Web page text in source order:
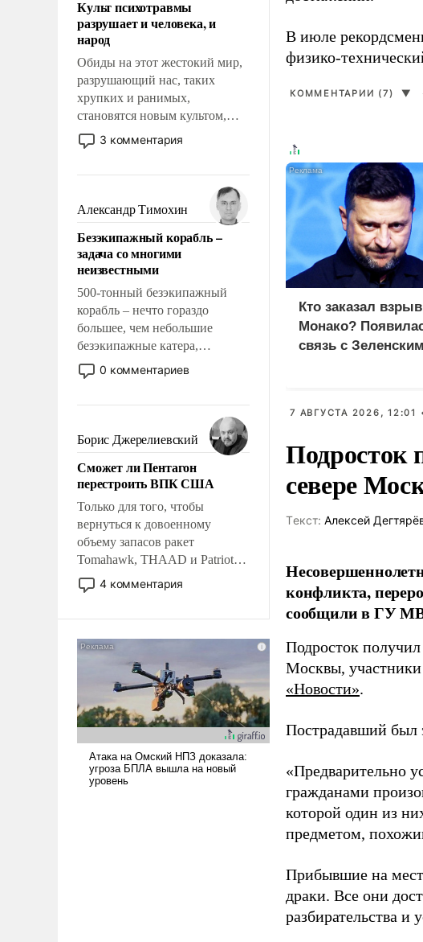
Культ психотравмы
разрушает и человека, и
народ
Обиды на этот жестокий мир,
разрушающий нас, таких
хрупких и ранимых,
становятся новым культом,
постепенно вытесняя и
отменяя традиционное
мужественным и твердым под
ударами судьбы, брать на себя
ответственность, помогать
слабым, идти вперед и
адаптироваться.
3 комментария
Александр Тимохин
Безэкипажный корабль –
задача со многими
неизвестными
500-тонный безэкипажный
корабль – нечто гораздо
большее, чем небольшие
безэкипажные катера,
применение которых уже
стало обыденностью. Задача по
сложна и амбициозна. Однако
и ее реализация радикально
поднимет наши боевые
возможности.
0 комментариев
Борис Джерелиевский
Сможет ли Пентагон
перестроить ВПК США
Только для того, чтобы
вернуться к довоенному
объему запасов ракет
Tomahawk, THAAD и Patriot
США потребуется более трех
лет. Даже небольшая война с
Сложившаяся ситуация
означает многолетний период
уязвимости США, например,
перед Китаем.
4 комментария
В июле
физико-
КОММЕНТАРИИ (7) ▼
Кто заказал
Монако?
связь с Зеленским
7 АВГУСТА 2026, 12:01
Подросток
севере
Tекст: Алексей
конфликта,
сообщили в ГУ
Подросток
Москвы, участники
«Новости».
Пострадавший был
«Предварительно
гражданами
которой один из
предметом,
Прибывшие на
драки. Все они
разбирательства и